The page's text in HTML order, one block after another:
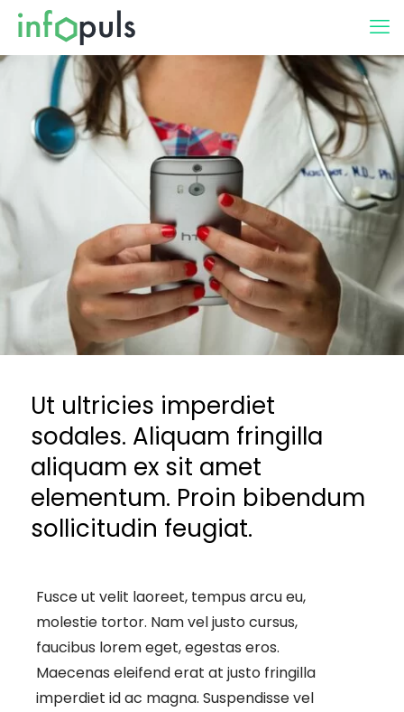
Ut ultricies imperdiet
sodales. Aliquam fringilla
aliquam ex sit amet
elementum. Proin bibendum
sollicitudin feugiat.
Fusce ut velit laoreet, tempus arcu eu,
molestie tortor. Nam vel justo cursus,
faucibus lorem eget, egestas eros.
Maecenas eleifend erat at justo fringilla
imperdiet id ac magna. Suspendisse vel